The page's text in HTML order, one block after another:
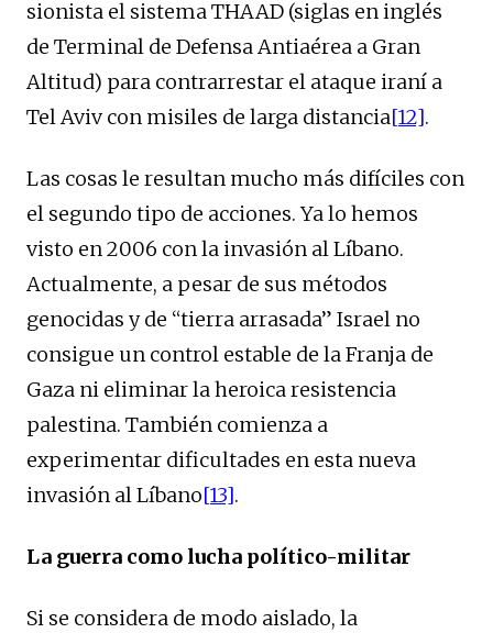
sionista el sistema THAAD (siglas en inglés
de Terminal de Defensa Antiaérea a Gran
Altitud) para contrarrestar el ataque iraní a
Tel Aviv con misiles de larga distancia[12].
Las cosas le resultan mucho más difíciles con
el segundo tipo de acciones. Ya lo hemos
visto en 2006 con la invasión al Líbano.
Actualmente, a pesar de sus métodos
genocidas y de “tierra arrasada” Israel no
consigue un control estable de la Franja de
Gaza ni eliminar la heroica resistencia
palestina. También comienza a
experimentar dificultades en esta nueva
invasión al Líbano[13].
La guerra como lucha político-militar
Si se considera de modo aislado, la